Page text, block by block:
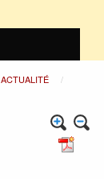
ACTUALITÉ